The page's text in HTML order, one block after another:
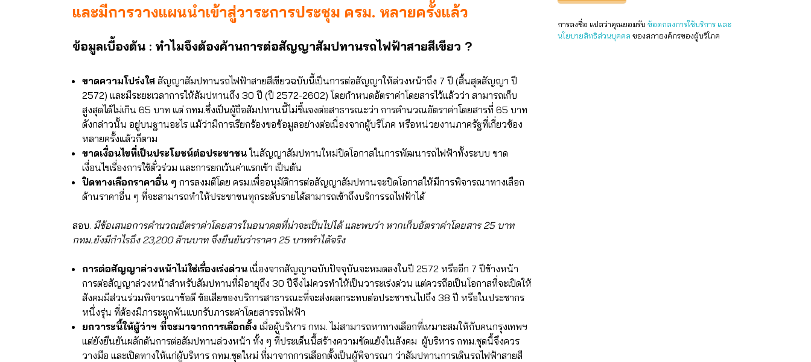
และมีการวางแผนนำเข้าสู่วาระการประชุม ครม. หลายครั้งแล้ว
ข้อมูลเบื้องต้น : ทำไมจึงต้องค้านการต่อสัญญาสัมปทานรถไฟฟ้าสายสีเขียว ?
ขาดความโปร่งใส สัญญาสัมปทานรถไฟฟ้าสายสีเขียวฉบับนี้เป็นการต่อสัญญาให้ล่วงหน้าถึง 7 ปี (สิ้นสุดสัญญา ปี
2572) และมีระยะเวลาการให้สัมปทานถึง 30 ปี (ปี 2572-2602) โดยกำหนดอัตราค่าโดยสารไว้แล้วว่า สามารถเก็บ
สูงสุดได้ไม่เกิน 65 บาท แต่ กทม.ซึ่งเป็นผู้ถือสัมปทานนี้ไม่ชี้แจงต่อสาธารณะว่า การคำนวณอัตราค่าโดยสารที่ 65 บาท
ดังกล่าวนั้น อยู่บนฐานอะไร แม้ว่ามีการเรียกร้องขอข้อมูลอย่างต่อเนื่องจากผู้บริโภค หรือหน่วยงานภาครัฐที่เกี่ยวข้อง
หลายครั้งแล้วก็ตาม
ขาดเงื่อนไขที่เป็นประโยชน์ต่อประชาชนในสัญญาสัมปทานใหม่ปิดโอกาสในการพัฒนารถไฟฟ้าทั้งระบบ ขาด
เงื่อนไขเรื่องการใช้ตั๋วร่วม และการยกเว้นค่าแรกเข้า เป็นต้น
ปิดทางเลือกราคาอื่น ๆ การลงมติโดย ครม.เพื่ออนุมัติการต่อสัญญาสัมปทานจะปิดโอกาสให้มีการพิจารณาทางเลือก
ด้านราคาอื่น ๆ ที่จะสามารถทำให้ประชาชนทุกระดับรายได้สามารถเข้าถึงบริการรถไฟฟ้าได้
สอบ. มีข้อเสนอการคำนวณอัตราค่าโดยสารในอนาคตที่น่าจะเป็นไปได้ และพบว่า หากเก็บอัตราค่าโดยสาร 25 บาท
กทม.ยังมีกำไรถึง 23,200 ล้านบาท จึงยืนยันว่าราคา 25 บาททำได้จริง
การต่อสัญญาล่วงหน้าไม่ใช่เรื่องเร่งด่วน เนื่องจากสัญญาฉบับปัจจุบันจะหมดลงในปี 2572 หรืออีก 7 ปีข้างหน้า
การต่อสัญญาล่วงหน้าสำหรับสัมปทานที่มีอายุถึง 30 ปีจึงไม่ควรทำให้เป็นวาระเร่งด่วน แต่ควรถือเป็นโอกาสที่จะเปิดให้
สังคมมีส่วนร่วมพิจารณาข้อดี ข้อเสียของบริการสาธารณะที่จะส่งผลกระทบต่อประชาชนไปถึง 38 ปี หรือในประชากร
หนึ่งรุ่น ที่ต้องมีภาระผูกพันแบกรับภาระค่าโดยสารรถไฟฟ้า
ยกวาระนี้ให้ผู้ว่าฯ ที่จะมาจากการเลือกตั้ง เมื่อผู้บริหาร กทม. ไม่สามารถหาทางเลือกที่เหมาะสมให้กับคนกรุงเทพฯ
แต่ยังยืนยันผลักดันการต่อสัมปทานล่วงหน้า ทั้ง ๆ ที่ประเด็นนี้สร้างความขัดแย้งในสังคม ผู้บริหาร กทม.ชุดนี้จึงควร
วางมือ และเปิดทางให้แก่ผู้บริหาร กทม.ชุดใหม่ ที่มาจากการเลือกตั้งเป็นผู้พิจารณา ว่าสัมปทานการเดินรถไฟฟ้าสายสี
การลงชื่อ แปลว่าคุณยอมรับ ข้อตกลงการใช้บริการ และ
นโยบายสิทธิส่วนบุคคล ของสภาองค์กรของผู้บริโภค